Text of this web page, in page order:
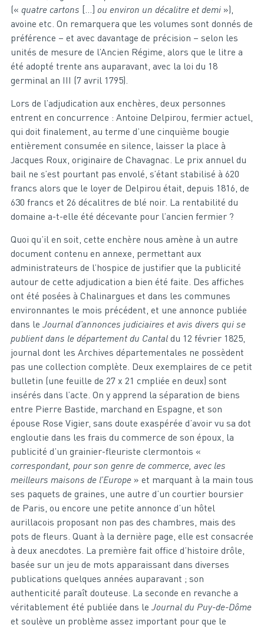
(« quatre cartons […] ou environ un décalitre et demi»),
avoine etc. On remarquera que les volumes sont donnés de
préférence – et avec davantage de précision – selon les
unités de mesure de l’Ancien Régime, alors que le litre a
été adopté trente ans auparavant, avec la loi du 18
germinal an III (7 avril 1795).
Lors de l’adjudication aux enchères, deux personnes
entrent en concurrence : Antoine Delpirou, fermier actuel,
qui doit finalement, au terme d’une cinquième bougie
entièrement consumée en silence, laisser la place à
Jacques Roux, originaire de Chavagnac. Le prix annuel du
bail ne s’est pourtant pas envolé, s’étant stabilisé à 620
francs alors que le loyer de Delpirou était, depuis 1816, de
630 francs et 26 décalitres de blé noir. La rentabilité du
domaine a-t-elle été décevante pour l’ancien fermier ?
Quoi qu’il en soit, cette enchère nous amène à un autre
document contenu en annexe, permettant aux
administrateurs de l’hospice de justifier que la publicité
autour de cette adjudication a bien été faite. Des affiches
ont été posées à Chalinargues et dans les communes
environnantes le mois précédent, et une annonce publiée
dans le Journal d’annonces judiciaires et avis divers qui se
publient dans le département du Cantaldu 12 février 1825,
journal dont les Archives départementales ne possèdent
pas une collection complète. Deux exemplaires de ce petit
bulletin (une feuille de 27 x 21 cmpliée en deux) sont
insérés dans l’acte. On y apprend la séparation de biens
entre Pierre Bastide, marchand en Espagne, et son
épouse Rose Vigier, sans doute exaspérée d’avoir vu sa dot
engloutie dans les frais du commerce de son époux, la
publicité d’un grainier-fleuriste clermontois «
correspondant, pour son genre de commerce, avec les
meilleurs maisons de l’Europe » et marquant à la main tous
ses paquets de graines, une autre d’un courtier boursier
de Paris, ou encore une petite annonce d’un hôtel
aurillacois proposant non pas des chambres, mais des
pots de fleurs. Quant à la dernière page, elle est consacrée
à deux anecdotes. La première fait office d’histoire drôle,
basée sur un jeu de mots apparaissant dans diverses
publications quelques années auparavant ; son
authenticité paraît douteuse. La seconde en revanche a
véritablement été publiée dans le Journal du Puy-de-Dôme
et soulève un problème assez important pour que le